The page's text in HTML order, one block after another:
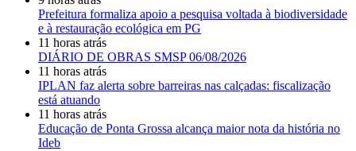
Prefeitura formaliza apoio a pesquisa voltada à biodiversidade
e à restauração ecológica em PG
11 horas atrás
DIÁRIO DE OBRAS SMSP 06/08/2026
11 horas atrás
IPLAN faz alerta sobre barreiras nas calçadas: fiscalização
está atuando
11 horas atrás
Educação de Ponta Grossa alcança maior nota da história no
Ideb